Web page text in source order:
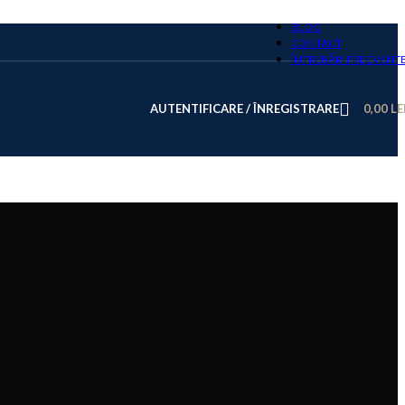
BLOG
CONTACT
ÎNTREBĂRI
AUTENTIFICARE / ÎNREGISTRARE 0,00